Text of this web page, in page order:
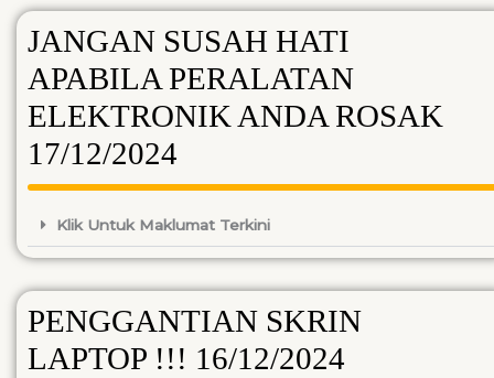
JANGAN SUSAH HATI
APABILA PERALATAN
ELEKTRONIK ANDA ROSAK
17/12/2024
Klik Untuk Maklumat Terkini
PENGGANTIAN SKRIN
LAPTOP !!! 16/12/2024